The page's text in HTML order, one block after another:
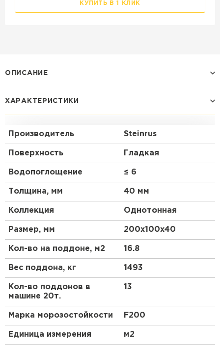
КУПИТЬ В 1 КЛИК
ОПИСАНИЕ
ХАРАКТЕРИСТИКИ
Производитель Steinrus
Поверхность Гладкая
Водопоглощение ≤ 6
Толщина, мм 40 мм
Коллекция Однотонная
Размер, мм 200х100х40
Кол-во на поддоне, м2 16.8
Вес поддона, кг 1493
Кол-во поддонов в
машине 20т.
13
Марка морозостойкости F200
Единица измерения м2